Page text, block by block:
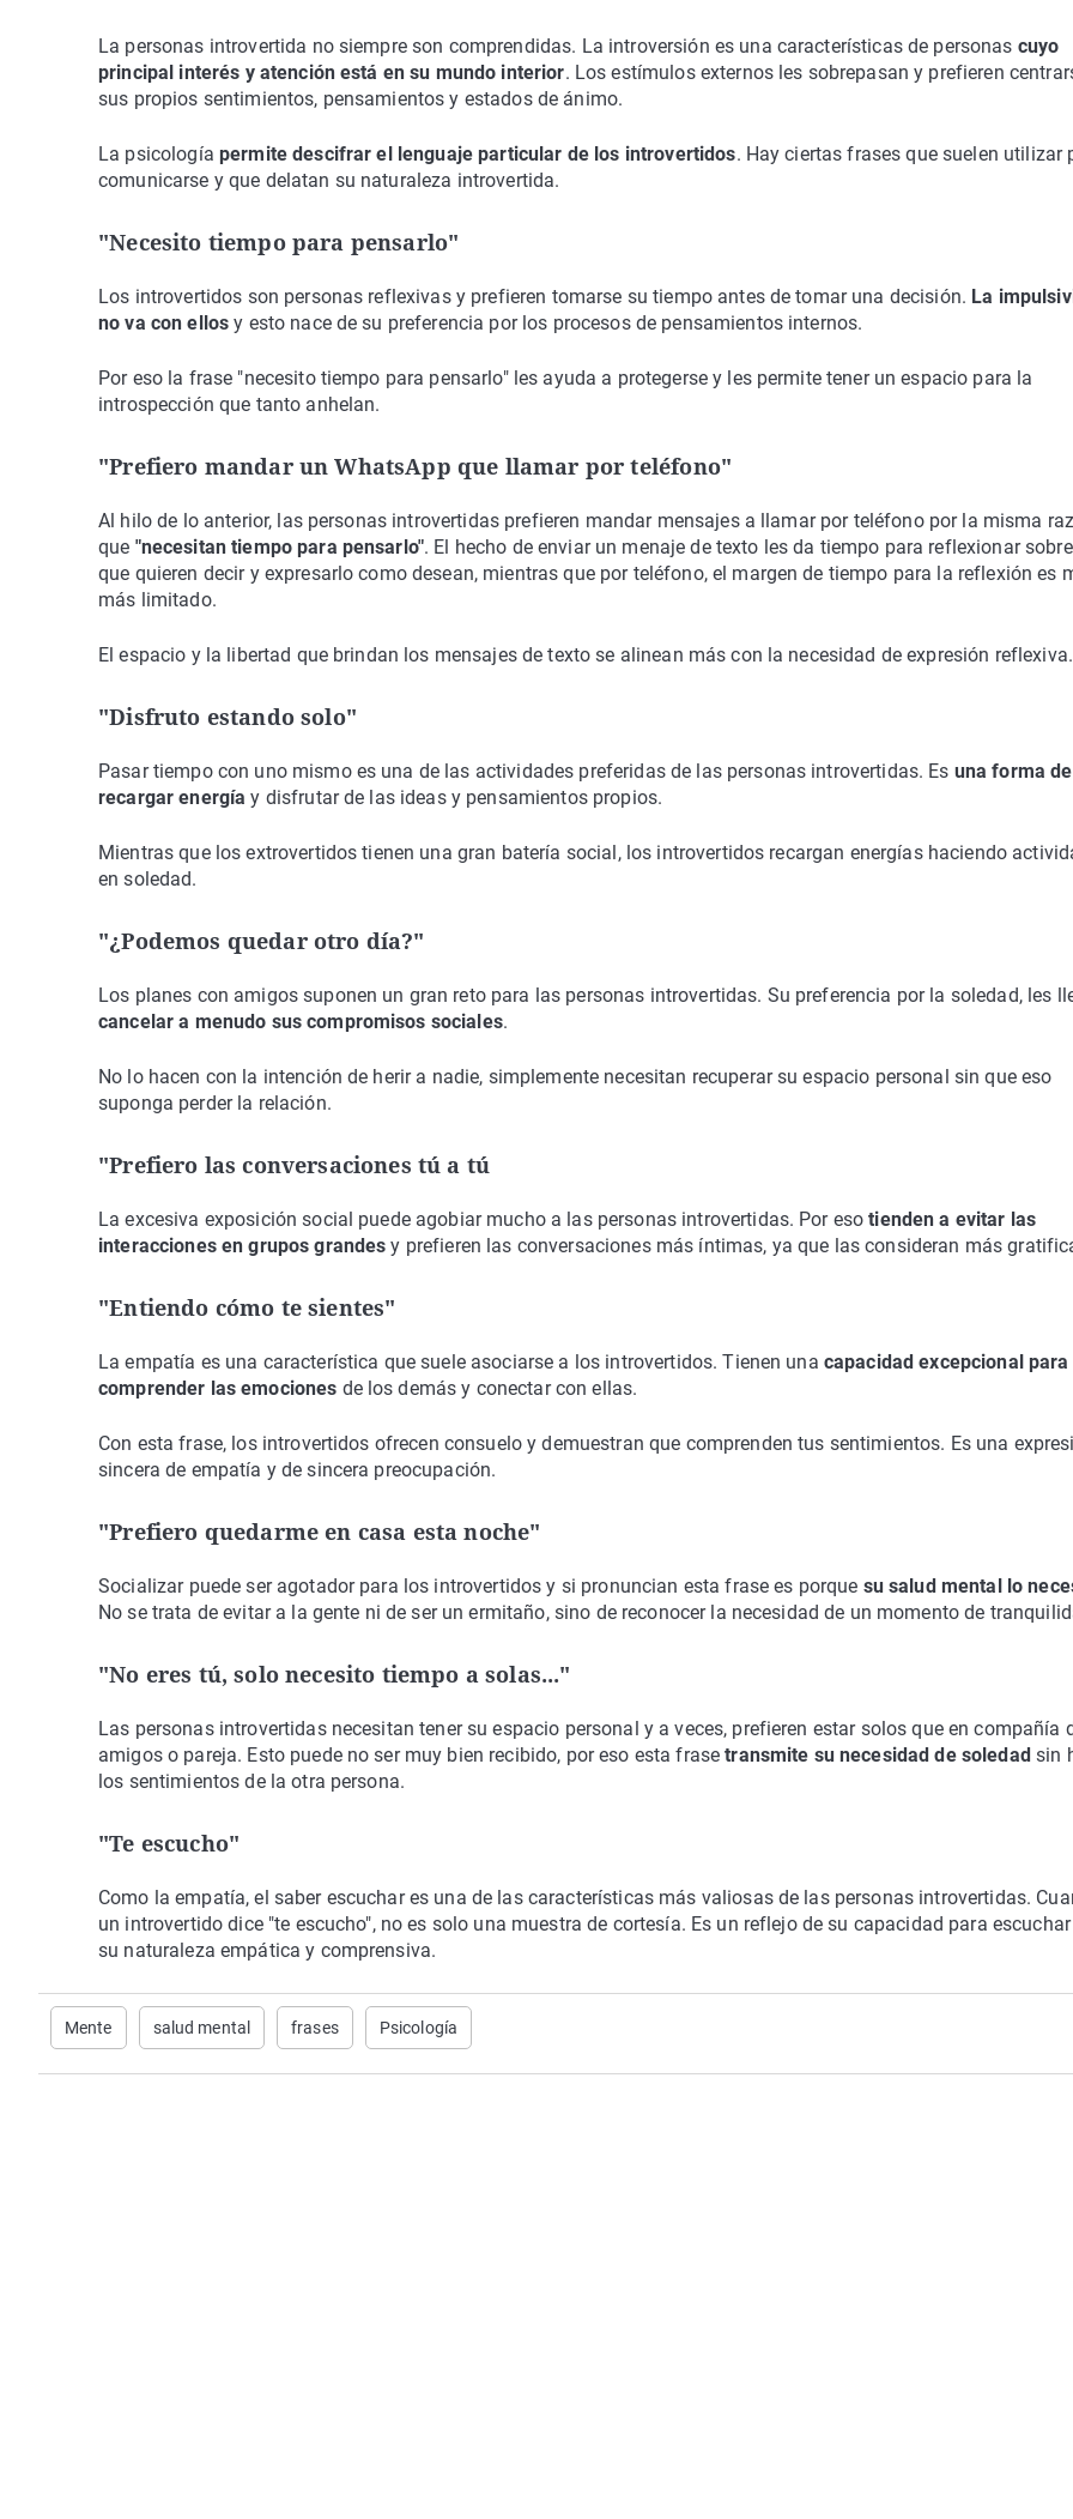
La personas introvertida no siempre son comprendidas. La introversión es una características de personas cuyo
principal interés y atención está en su mundo interior. Los estímulos externos les sobrepasan y prefieren
sus propios sentimientos, pensamientos y estados de ánimo.
La psicología permite descifrar el lenguaje particular de los introvertidos. Hay ciertas frases que suelen utilizar
comunicarse y que delatan su naturaleza introvertida.
"Necesito tiempo para pensarlo"
Los introvertidos son personas reflexivas y prefieren tomarse su tiempo antes de tomar una decisión. La
no va con ellosy esto nace de su preferencia por los procesos de pensamientos internos.
Por eso la frase "necesito tiempo para pensarlo" les ayuda a protegerse y les permite tener un espacio para la
introspección que tanto anhelan.
"Prefiero mandar un WhatsApp que llamar por teléfono"
Al hilo de lo anterior, las personas introvertidas prefieren mandar mensajes a llamar por teléfono por la misma
que "necesitan tiempo para pensarlo". El hecho de enviar un menaje de texto les da tiempo para reflexionar
que quieren decir y expresarlo como desean, mientras que por teléfono, el margen de tiempo para la reflexión es
más limitado.
El espacio y la libertad que brindan los mensajes de texto se alinean más con la necesidad de expresión reflexiva.
"Disfruto estando solo"
Pasar tiempo con uno mismo es una de las actividades preferidas de las personas introvertidas. Es una forma de
recargar energíay disfrutar de las ideas y pensamientos propios.
Mientras que los extrovertidos tienen una gran batería social, los introvertidos recargan energías haciendo
en soledad.
"¿Podemos quedar otro día?"
Los planes con amigos suponen un gran reto para las personas introvertidas. Su preferencia por la soledad, les
cancelar a menudo sus compromisos sociales.
No lo hacen con la intención de herir a nadie, simplemente necesitan recuperar su espacio personal sin que eso
suponga perder la relación.
"Prefiero las conversaciones tú a tú
La excesiva exposición social puede agobiar mucho a las personas introvertidas. Por esotienden a evitar las
interacciones en grupos grandesy prefieren las conversaciones más íntimas, ya que las consideran más
"Entiendo cómo te sientes"
La empatía es una característica que suele asociarse a los introvertidos. Tienen una capacidad excepcional para
comprender las emociones de los demás y conectar con ellas.
Con esta frase, los introvertidos ofrecen consuelo y demuestran que comprenden tus sentimientos. Es una
sincera de empatía y de sincera preocupación.
"Prefiero quedarme en casa esta noche"
Socializar puede ser agotador para los introvertidos y si pronuncian esta frase es porque su salud mental lo
No se trata de evitar a la gente ni de ser un ermitaño, sino de reconocer la necesidad de un momento de
"No eres tú, solo necesito tiempo a solas..."
Las personas introvertidas necesitan tener su espacio personal y a veces, prefieren estar solos que en compañía
amigos o pareja. Esto puede no ser muy bien recibido, por eso esta frasetransmite su necesidad de soledad sin
los sentimientos de la otra persona.
"Te escucho"
Como la empatía, el saber escuchar es una de las características más valiosas de las personas introvertidas.
un introvertido dice "te escucho", no es solo una muestra de cortesía. Es un reflejo de su capacidad para
su naturaleza empática y comprensiva.
Mente salud mental frases Psicología